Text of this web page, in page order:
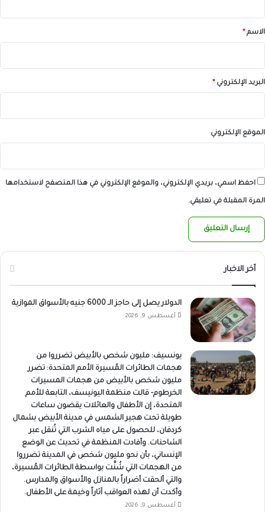
*الاسم *
البريد الإلكتروني *
الموقع الإلكتروني
احفظ اسمي، بريدي الإلكتروني، والموقع الإلكتروني في هذا المتصفح لاستخدامها
المرة المقبلة في تعليقي.
أخر الاخبار
الدولار يصل إلى حاجز الـ 6000 جنيه بالأسواق الموازية
أغسطس 9, 2026
يونسيف: مليون شخص بالأبيض تضرروا من
هجمات الطائرات المُسيرة الأمم المتحدة: تضرر
مليون شخص بالأبيض من هجمات المسيرات
الخرطوم- قالت منظمة اليونيسف، التابعة للأمم
المتحدة، إن الأطفال والعائلات يقضون ساعات
طويلة تحت هجير الشمس في مدينة الأبيض بشمال
كردفان، للحصول على مياه الشرب التي تُنقل عبر
الشاحنات. وأفادت المنظمة في تحديث عن الوضع
الإنساني، بأن نحو مليون شخص في المدينة تضرروا
من الهجمات التي شُنَّت بواسطة الطائرات المُسيرة،
والتي ألحقت أضراراً بالمنازل والأسواق والمدارس.
وأكدت أن لهذه العواقب آثاراً وخيمة على الأطفال.
أغسطس 9, 2026